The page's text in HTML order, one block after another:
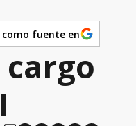
fuente en